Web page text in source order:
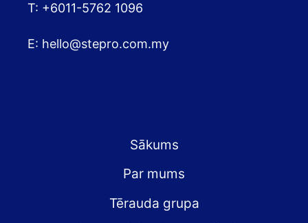
T: +6011-5762 1096
E: hello@stepro.com.my
Sākums
Par mums
Tērauda grupa